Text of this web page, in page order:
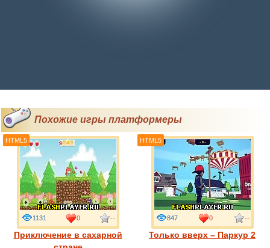
Похожие игры платформеры
Приключение в сахарной
1131 0 --
HTML5
Только вверх – Паркур 2
847 0 --
HTML5